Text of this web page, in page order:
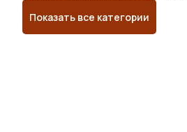
Показать все категории